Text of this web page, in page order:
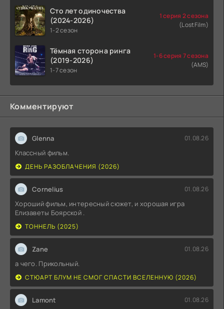
Сто лет одиночества
(2024-2026)
1-2 сезон
1 серия 2 сезона
(LostFilm)
Тёмная сторона ринга
(2019-2026)
1-7 сезон
1-6 серия 7 сезона
(AMS)
Комментируют
Glenna 01.08.26
Классный фильм.
ДЕНЬ РАЗОБЛАЧЕНИЯ (2026)
Cornelius 01.08.26
Хороший фильм, интересный сюжет, и хорошая игра
Елизаветы Боярской .
ТОННЕЛЬ (2025)
Zane 01.08.26
а чего. Прикольный.
СТЮАРТ БЛУМ НЕ СМОГ СПАСТИ ВСЕЛЕННУЮ (2026)
Lamont 01.08.26